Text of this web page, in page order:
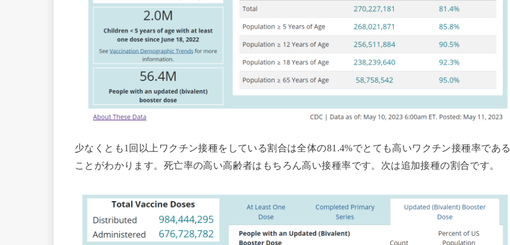
少なくとも1回以上ワクチン接種をしている割合は全体の81.4%でとても高いワクチン接種率である
ことがわかります。死亡率の高い高齢者はもちろん高い接種率です。次は追加接種の割合です。